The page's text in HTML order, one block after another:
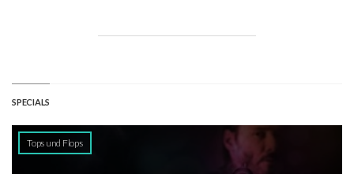
SPECIALS
Tops und Flops